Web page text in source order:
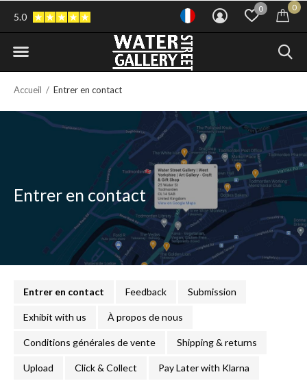
0 0
5.0
Accueil Entrer en contact
Entrer en contact
Entrer en contact Feedback Submission
Exhibit with us À propos de nous
Conditions générales de vente Shipping & returns
Upload Click & Collect Pay Later with Klarna